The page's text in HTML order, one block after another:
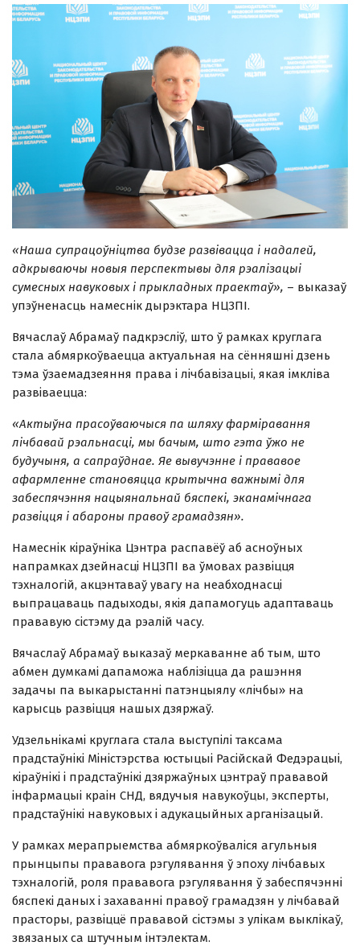
«Наша супрацоўніцтва будзе развівацца і надалей,
адкрываючы новыя перспектывы для рэалізацыі
сумесных навуковых і прыкладных праектаў», – выказаў
упэўненасць намеснік дырэктара НЦЗПІ.
Вячаслаў Абрамаў падкрэсліў, што ў рамках круглага
стала абмяркоўваецца актуальная на сённяшні дзень
тэма ўзаемадзеяння права і лічбавізацыі, якая імкліва
развіваецца:
«Актыўна прасоўваючыся па шляху фарміравання
лічбавай рэальнасці, мы бачым, што гэта ўжо не
будучыня, а сапраўднае. Яе вывучэнне і прававое
афармленне становяцца крытычна важнымі для
забеспячэння нацыянальнай бяспекі, эканамічнага
развіцця і абароны правоў грамадзян».
Намеснік кіраўніка Цэнтра распавёў аб асноўных
напрамках дзейнасці НЦЗПІ ва ўмовах развіцця
тэхналогій, акцэнтаваў увагу на неабходнасці
выпрацаваць падыходы, якія дапамогуць адаптаваць
прававую сістэму да рэалій часу.
Вячаслаў Абрамаў выказаў меркаванне аб тым, што
абмен думкамі дапаможа наблізіцца да рашэння
задачы па выкарыстанні патэнцыялу «лічбы» на
карысць развіцця нашых дзяржаў.
Удзельнікамі круглага стала выступілі таксама
прадстаўнікі Міністэрства юстыцыі Расійскай Федэрацыі,
кіраўнікі і прадстаўнікі дзяржаўных цэнтраў прававой
інфармацыі краін СНД, вядучыя навукоўцы, эксперты,
прадстаўнікі навуковых і адукацыйных арганізацый.
У рамках мерапрыемства абмяркоўваліся агульныя
прынцыпы прававога рэгулявання ў эпоху лічбавых
тэхналогій, роля прававога рэгулявання ў забеспячэнні
бяспекі даных і захаванні правоў грамадзян у лічбавай
прасторы, развіццё прававой сістэмы з улікам выклікаў,
звязаных са штучным інтэлектам.